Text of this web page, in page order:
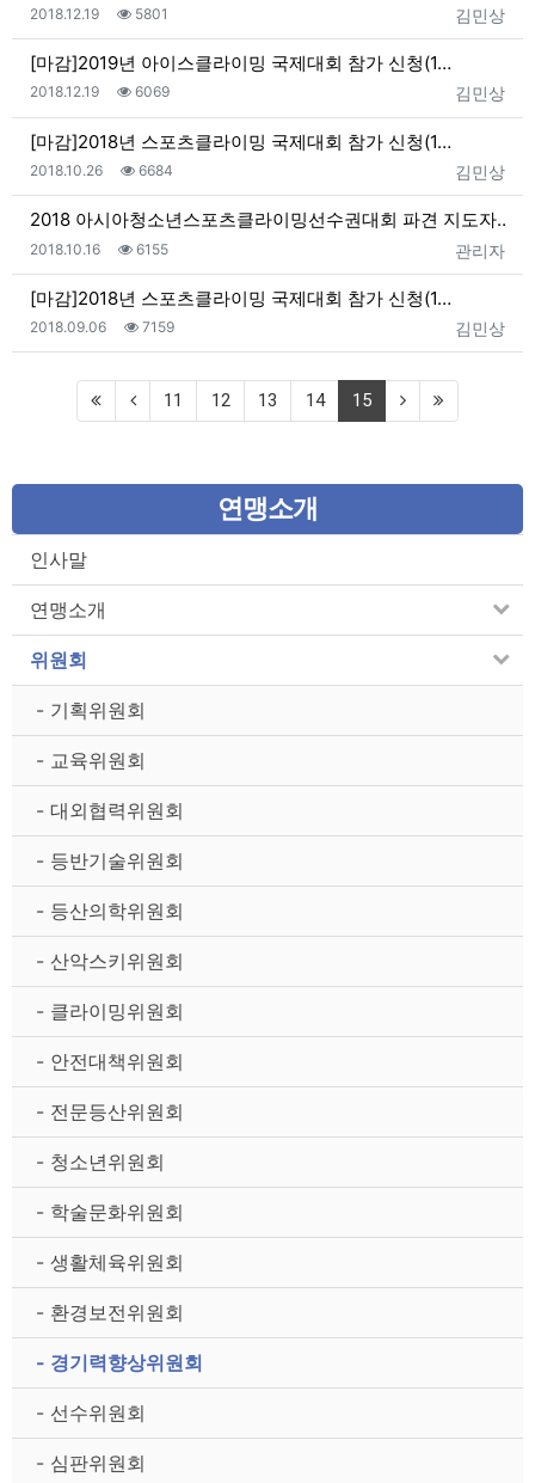
등록자
김민상
등록일
2018.12.19 조회
5801
[마감]2019년 아이스클라이밍 국제대회 참가 신청(1…
등록자
김민상
등록일
2018.12.19 조회
6069
[마감]2018년 스포츠클라이밍 국제대회 참가 신청(1…
등록자
김민상
등록일
2018.10.26 조회
6684
2018 아시아청소년스포츠클라이밍선수권대회 파견 지도자…
등록자
관리자
등록일
2018.10.16 조회
6155
[마감]2018년 스포츠클라이밍 국제대회 참가 신청(1…
등록자
김민상
등록일
2018.09.06 조회
7159
11 12 13 14 15(current)
연맹소개
인사말
연맹소개
위원회
- 기획위원회
- 교육위원회
- 대외협력위원회
- 등반기술위원회
- 등산의학위원회
- 산악스키위원회
- 클라이밍위원회
- 안전대책위원회
- 전문등산위원회
- 청소년위원회
- 학술문화위원회
- 생활체육위원회
- 환경보전위원회
- 경기력향상위원회
- 선수위원회
- 심판위원회